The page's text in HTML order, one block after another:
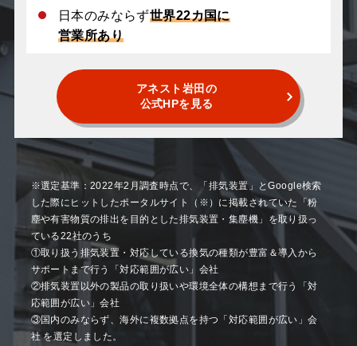
日本のみならず世界22カ国に
営業所あり
アネスト岩田の
公式HPを見る
※選定基準：2022年2月調査時点で、「排気装置」とGoogle検索
した際にヒットしたポータルサイト（※）に掲載されていた「粉
塵や有害物質の排出を目的とした排気装置・集塵機」を取り扱っ
ている22社のうち
①取り扱う排気装置・対応している換気の種類が豊富＆導入から
サポートまで行う「対応範囲が広い」会社
②排気装置以外の製品の取り扱いや環境全体の構想まで行う「対
応範囲が広い」会社
③国内のみならず、海外に複数拠点を持つ「対応範囲が広い」会
社 を選定しました。